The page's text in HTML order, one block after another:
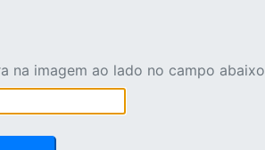
na imagem ao lado no campo abaixo